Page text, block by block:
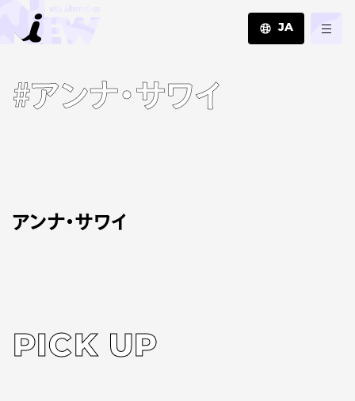
JA
#アンナ・サワイ
アンナ・サワイ
PICK UP